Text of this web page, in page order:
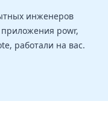
инженеров
приложения powr,
работали на вас.